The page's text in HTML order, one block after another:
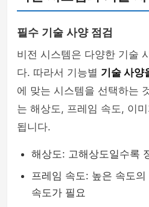
필수 기술 사양 점검
비전 시스템은 다양한 기술
다. 따라서 기능별 기술 사양
에 맞는 시스템을 선택하는
는 해상도, 프레임 속도, 이
됩니다.
해상도: 고해상도일수록
프레임 속도: 높은 속도
속도가 필요